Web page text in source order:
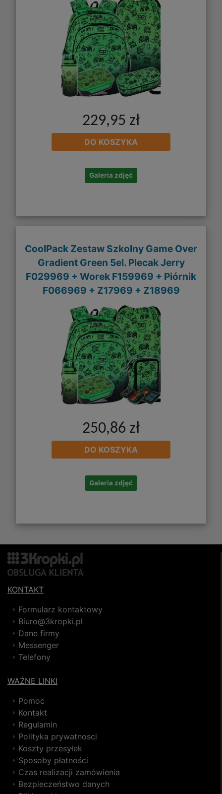
229,95 zł
DO KOSZYKA
Galeria zdjęć
CoolPack Zestaw Szkolny Game Over
Gradient Green 5el. Plecak Jerry
F029969 + Worek F159969 + Piórnik
F066969 + Z17969 + Z18969
250,86 zł
DO KOSZYKA
Galeria zdjęć
KONTAKT
Formularz kontaktowy
Biuro@3kropki.pl
Dane firmy
Messenger
Telefony
WAŻNE LINKI
Pomoc
Kontakt
Regulamin
Polityka prywatnosci
Koszty przesyłek
Sposoby płatności
Czas realizacji zamówienia
Bezpieczeństwo danych